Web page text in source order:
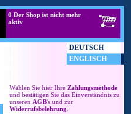
0 Der Shop ist nicht mehr
aktiv
DEUTSCH
ENGLISCH
Wählen Sie hier Ihre Zahlungsmethode
und bestätigen Sie das Einverständnis zu
unseren AGB's und zur
Widerrufsbelehrung